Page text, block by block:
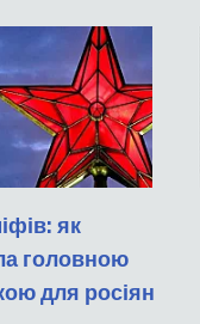
як
головною
для росіян